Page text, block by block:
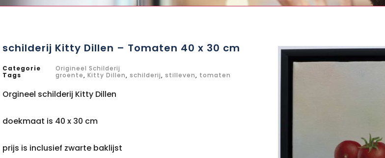
schilderij Kitty Dillen – Tomaten 40 x 30 cm
Categorie
Origineel Schilderij
Tags
groente, Kitty Dillen, schilderij, stilleven, tomaten
Orgineel schilderij Kitty Dillen
doekmaat is 40 x 30 cm
prijs is inclusief zwarte baklijst